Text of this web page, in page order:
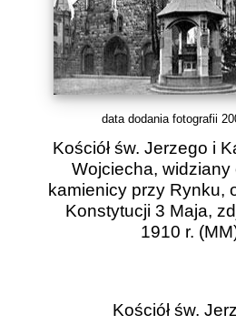
data dodania fotografii
Kościół św. Jerzego i
Wojciecha, widziany
kamienicy przy Rynku,
Konstytucji 3 Maja,
1910 r.
Kościół św.